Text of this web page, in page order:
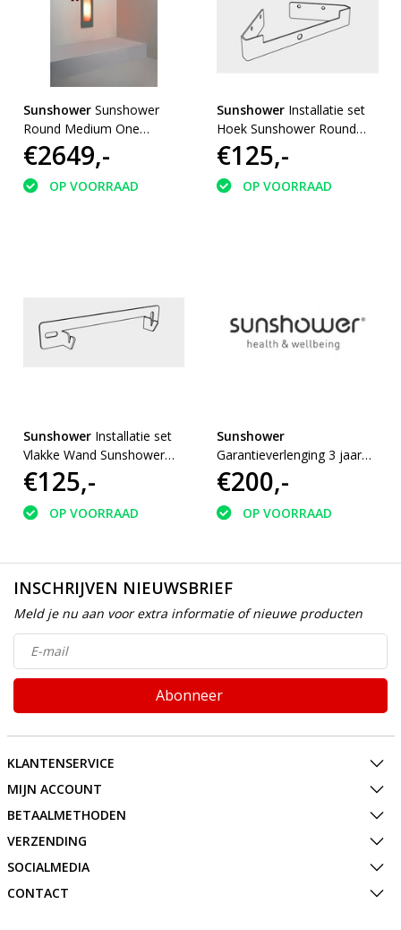
Sunshower Sunshower
Round Medium One
infrarood inbouw
140x33x10cm Organic Grey
€2649,-
OP VOORRAAD
Sunshower Installatie set
Hoek Sunshower Round
One - Plus S/M/L
€125,-
OP VOORRAAD
Sunshower Installatie set
Vlakke Wand Sunshower
Round One - Plus S/M/L
€125,-
OP VOORRAAD
Sunshower
Garantieverlenging 3 jaar
extra Sunshower Round
S/M/L One en Plus (5 jaar
totaal)
€200,-
OP VOORRAAD
INSCHRIJVEN NIEUWSBRIEF
Meld je nu aan voor extra informatie of nieuwe producten
Abonneer
KLANTENSERVICE
MIJN ACCOUNT
BETAALMETHODEN
VERZENDING
SOCIALMEDIA
CONTACT